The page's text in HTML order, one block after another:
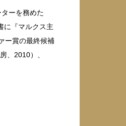
ーを務めた
に『マルクス主
ー賞の最終候補
、2010）、